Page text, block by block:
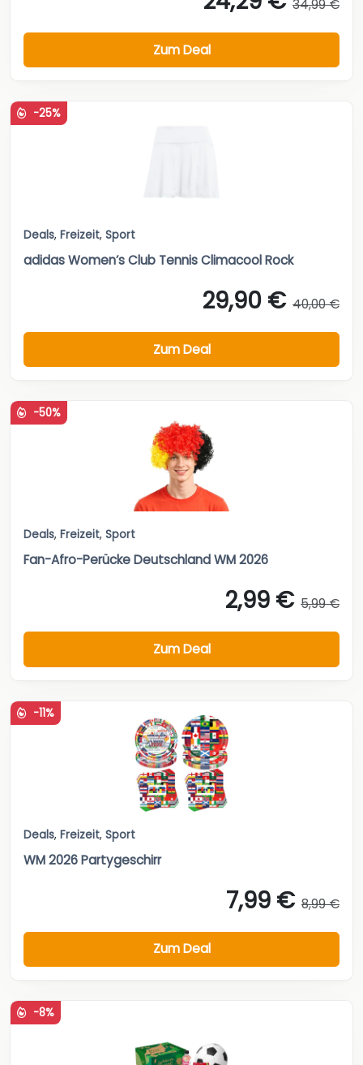
34,99 €
Zum Deal
-25%
Deals, Freizeit, Sport
adidas Women’s Club Tennis Climacool Rock
29,90 € 40,00 €
Zum Deal
-50%
Deals, Freizeit, Sport
Fan-Afro-Perücke Deutschland WM 2026
2,99 € 5,99 €
Zum Deal
-11%
Deals, Freizeit, Sport
WM 2026 Partygeschirr
7,99 € 8,99 €
Zum Deal
-8%